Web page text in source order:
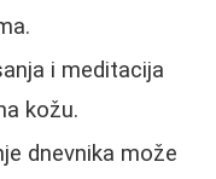
i meditacija
kožu.
dnevnika može